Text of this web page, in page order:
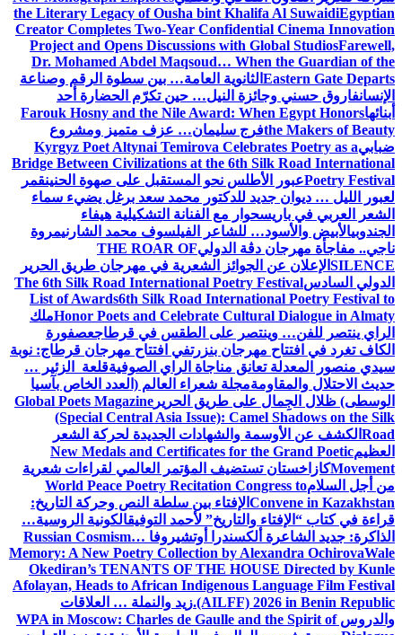
the Literary Legacy of Ousha bint Khalifa Al SuwaidiEgyptian
Creator Completes Two-Year Confidential Cinema Innovation
Project and Opens Discussions with Global StudiosFarewell,
Dr. Mohamed Abdel Maqsoud… When the Guardian of the
Eastern Gate Departs الثانوية العامة… بين سطوة الرقم وصناعة
الإنسانفاروق حسني وجائزة النيل… حين تكرّم الحضارة أحد
أبنائهاFarouk Hosny and the Nile Award: When Egypt Honors
the Makers of Beautyفرج سليمان… عزف متميز ومشروع
ضبابيKyrgyz Poet Altynai Temirova Celebrates Poetry as a
Bridge Between Civilizations at the 6th Silk Road International
Poetry Festivalعبور الأطلس نحو المستقبل على صهوة الحنينقمر
لعبور الليل … ديوان جديد للدكتور محمد سعد برغل يضيء سماء
الشعر العربي في باريسحوار مع الفنانة التشكيلية هيفاء
الجندوبيالأبيض والأسود… للشاعر الفيلسوف محمد الشارنيمروة
ناجي.. مفاجأة مهرجان دڨة الدوليTHE ROAR OF
SILENCE الإعلان عن الجوائز الشعرية في مهرجان طريق الحرير
الدولي السادسThe 6th Silk Road International Poetry Festival
List of Awards6th Silk Road International Poetry Festival to
Honor Poets and Celebrate Cultural Dialogue in Almatyملك
الراي ينتصر للفن… وينتصر على الطقس في قرطاجعصفورة
الكاف تغرد في افتتاح مهرجان بنزرتفي افتتاح مهرجان قرطاج: نوبة
سيدي منصور المعدلة تعانق مناجاة الراي الصوفيةقلعة الزئير …
حديث الاحتلال والمقاومةمجلة شعراء العالم (العدد الخاص بآسيا
الوسطى) ظلال الجِمال على طريق الحرير Global Poets Magazine
(Special Central Asia Issue): Camel Shadows on the Silk
Road الكشف عن الأوسمة والشهادات الجديدة لحركة الشعر
العظيمNew Medals and Certificates for the Grand Poetic
Movementكازاخستان تستضيف المؤتمر العالمي لقراءات شعرية
من أجل السلامWorld Peace Poetry Recitation Congress to
Convene in Kazakhstan الإفتاء بين سلطة النص وحركة التاريخ:
قراءة في كتاب “الإفتاء والتاريخ” لأحمد التوفيقالكونية الروسية…
الذاكرة: جديد الشاعرة ألكسندرا أوتشيروفا Russian Cosmism…
Memory: A New Poetry Collection by Alexandra OchirovaWale
Okediran’s TENANTS OF THE HOUSE Directed by Kunle
Afolayan, Heads to African Indigenous Language Film Festival
(AILFF) 2026 in Benin Republic. زيد والنملة … العلاقات
والدروسWPA in Moscow: Charles de Gaulle and the Spirit of